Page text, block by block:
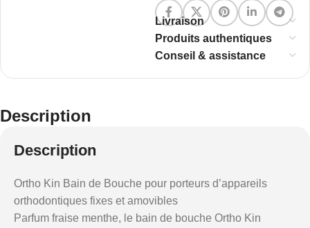
Livraison
Produits authentiques
Conseil & assistance
Description
Description
Ortho Kin Bain de Bouche pour porteurs d’appareils
orthodontiques fixes et amovibles
Parfum fraise menthe, le bain de bouche Ortho Kin